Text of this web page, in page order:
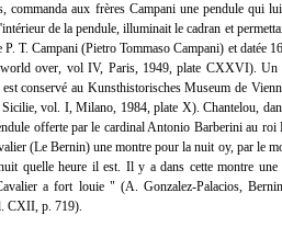
commanda aux frères Campani une pendule qui
de la pendule, illuminait le cadran et
T. Campani (Pietro Tommaso Campani) et datée
over, vol IV, Paris, 1949, plate CXXVI). Un
conservé au Kunsthistorisches Museum de
vol. I, Milano, 1984, plate X). Chantelou,
offerte par le cardinal Antonio Barberini au
(Le Bernin) une montre pour la nuit oy, par le
quelle heure il est. Il y a dans cette montre une
a fort louie " (A. Gonzalez-Palacios,
CXII, p. 719).